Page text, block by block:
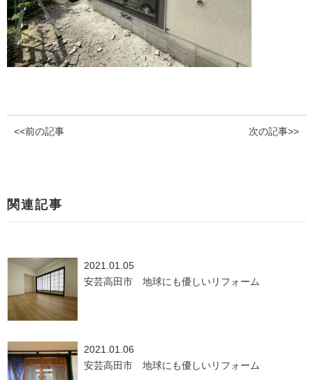
<<前の記事 次の記事>>
関連記事
2021.01.05
安芸高田市 地球にも優しいリフォーム
2021.01.06
安芸高田市 地球にも優しいリフォーム